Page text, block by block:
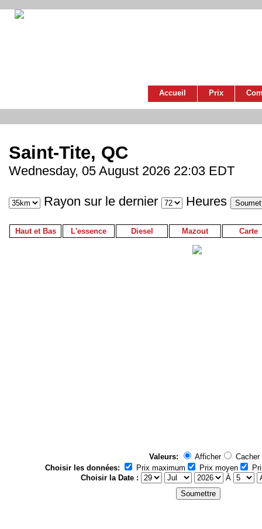
Accueil Prix
Saint-Tite, QC
Wednesday, 05 August 2026 22:03 EDT
Rayon sur le dernier Heures
Haut et Bas L'essence Diesel Mazout Carte
Valeurs: Afficher
Cacher
Choisir les données:
Prix maximum Prix moyen
Choisir la Date :
À